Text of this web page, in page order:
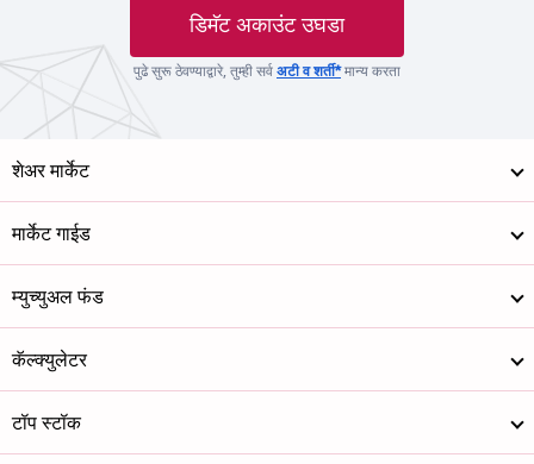
डिमॅट अकाउंट उघडा
पुढे सुरू ठेवण्याद्वारे, तुम्ही सर्व अटी व शर्ती*मान्य करता
शेअर मार्केट
मार्केट गाईड
म्युच्युअल फंड
कॅल्क्युलेटर
टॉप स्टॉक